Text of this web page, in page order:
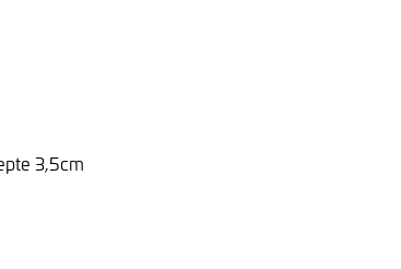
3,5cm